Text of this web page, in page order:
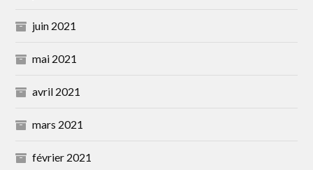
juin 2021
mai 2021
avril 2021
mars 2021
février 2021